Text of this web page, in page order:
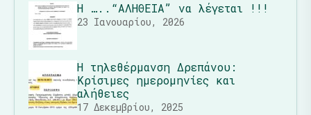
Η …..“ΑΛΗΘΕΙΑ” να λέγεται !!!
23 Ιανουαρίου, 2026
Η τηλεθέρμανση Δρεπάνου:
Κρίσιμες ημερομηνίες και
αλήθειες
17 Δεκεμβρίου, 2025